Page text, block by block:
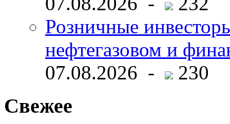
Розничные
нефтегазовом и
07.08.2026 -
230
Свежее